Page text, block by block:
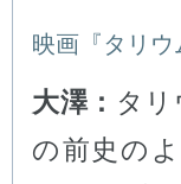
映画『タリウ
大澤： タ
の前史の